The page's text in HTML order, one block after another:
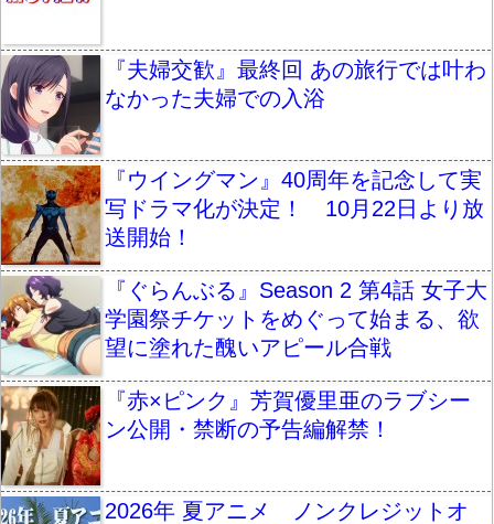
『夫婦交歓』最終回 あの旅行では叶わ
なかった夫婦での入浴
『ウイングマン』40周年を記念して実
写ドラマ化が決定！ 10月22日より放
送開始！
『ぐらんぶる』Season 2 第4話 女子大
学園祭チケットをめぐって始まる、欲
望に塗れた醜いアピール合戦
『赤×ピンク』芳賀優里亜のラブシー
ン公開・禁断の予告編解禁！
2026年 夏アニメ ノンクレジットオ